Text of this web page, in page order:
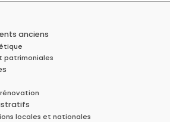
anciens
patrimoniales
locales et nationales